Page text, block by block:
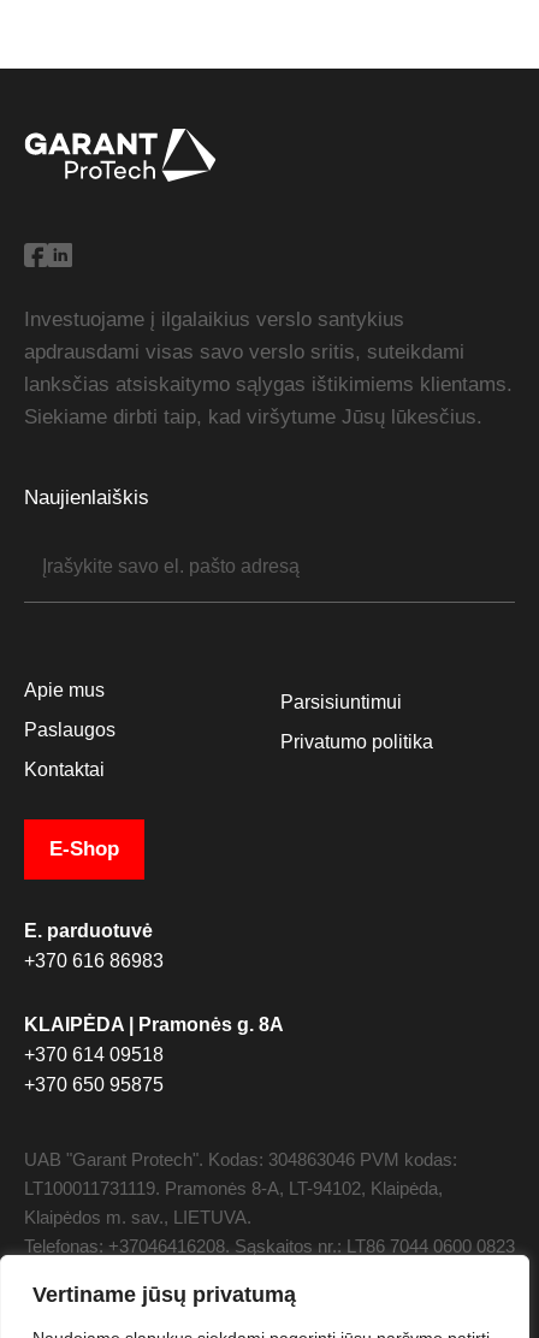
Vertiname jūsų privatumą
Investuojame į ilgalaikius verslo santykius
apdrausdami visas savo verslo sritis, suteikdami
lanksčias atsiskaitymo sąlygas ištikimiems klientams.
Siekiame dirbti taip, kad viršytume Jūsų lūkesčius.
Naujienlaiškis
Apie mus
Paslaugos
Kontaktai
Parsisiuntimui
Privatumo politika
E-Shop
E. parduotuvė
+370 616 86983
KLAIPĖDA | Pramonės g. 8A
+370 614 09518
+370 650 95875
UAB "Garant Protech". Kodas: 304863046 PVM kodas:
LT100011731119. Pramonės 8-A, LT-94102, Klaipėda,
Klaipėdos m. sav., LIETUVA.
Telefonas: +37046416208. Sąskaitos nr.: LT86 7044 0600 0823
CBVILT2X.